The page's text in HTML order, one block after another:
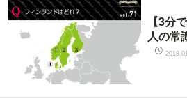
【3分
人の常